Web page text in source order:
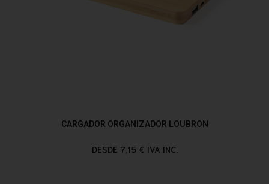
CARGADOR ORGANIZADOR LOUBRON
DESDE 7,15 € IVA INC.